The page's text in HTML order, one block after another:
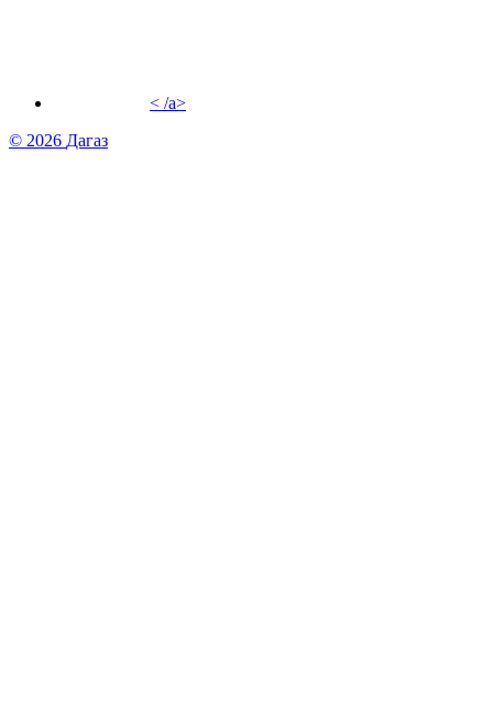
< /a>
© 2026 Дагаз